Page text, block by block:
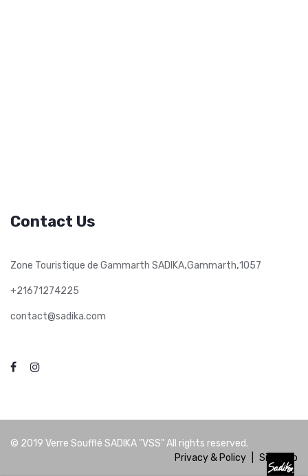
Contact Us
Zone Touristique de Gammarth SADIKA,Gammarth,1057
+21671274225
contact@sadika.com
© 2019 Verre Soufflé SADIKA "VSS"All rights reserved.
Privacy & Policy
Site Map